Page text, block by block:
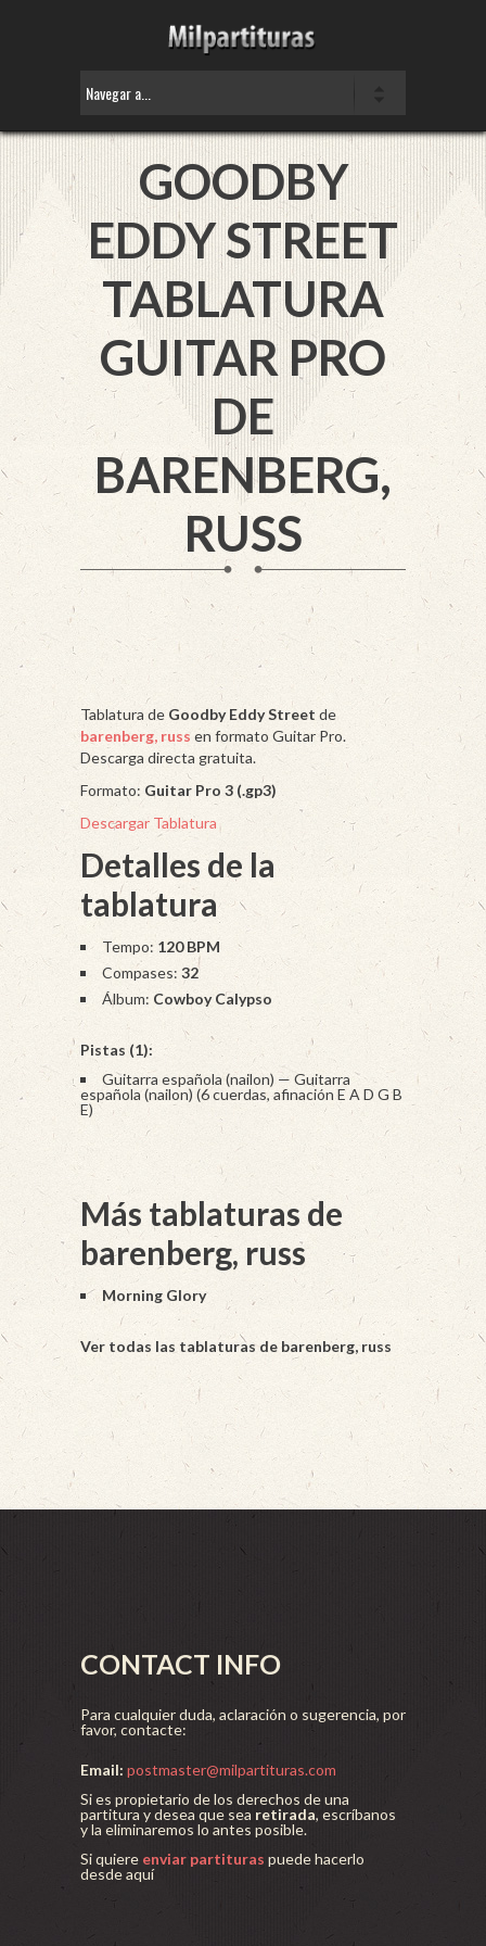
GOODBY
EDDY STREET
TABLATURA
GUITAR PRO
DE
BARENBERG,
RUSS
Tablatura de Goodby Eddy Street de
barenberg, russ en formato Guitar Pro.
Descarga directa gratuita.
Formato: Guitar Pro 3 (.gp3)
Descargar Tablatura
Detalles de la
tablatura
Tempo: 120 BPM
Compases: 32
Álbum: Cowboy Calypso
Pistas (1):
Guitarra española (nailon) — Guitarra
española (nailon) (6 cuerdas, afinación E A D G B
E)
Más tablaturas de
barenberg, russ
Morning Glory
Ver todas las tablaturas de barenberg, russ
CONTACT INFO
Para cualquier duda, aclaración o sugerencia, por
favor, contacte:
Email: postmaster@milpartituras.com
Si es propietario de los derechos de una
partitura y desea que sea retirada, escríbanos
y la eliminaremos lo antes posible.
Si quiere enviar partituras puede hacerlo
desde aquí